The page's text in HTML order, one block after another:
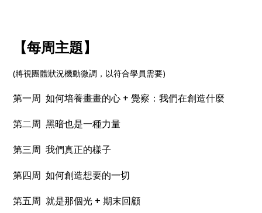
【每周主題】
(將視團體狀況機動微調，以符合學員需要)
第一周 如何培養畫畫的心 + 覺察：我們在創造什麼
第二周 黑暗也是一種力量
第三周 我們真正的樣子
第四周 如何創造想要的一切
第五周 就是那個光 + 期末回顧